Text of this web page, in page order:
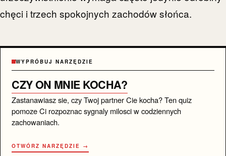
chęci i trzech spokojnych zachodów słońca.
WYPRÓBUJ NARZĘDZIE
CZY ON MNIE KOCHA?
Zastanawiasz sie, czy Twoj partner Cie kocha? Ten quiz
pomoze Ci rozpoznac sygnaly milosci w codziennych
zachowaniach.
OTWÓRZ NARZĘDZIE →